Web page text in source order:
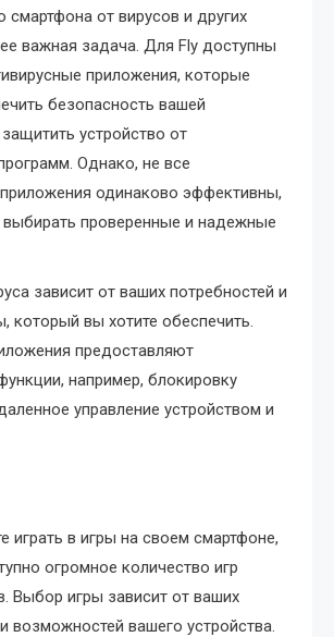
смартфона от вирусов и других
важная задача. Для Fly доступны
приложения, которые
безопасность вашей
устройство от
Однако, не все
одинаково эффективны,
выбирать проверенные и надежные
зависит от ваших потребностей и
который вы хотите обеспечить.
предоставляют
например, блокировку
управление устройством и
играть в игры на своем смартфоне,
огромное количество игр
Выбор игры зависит от ваших
возможностей вашего устройства.